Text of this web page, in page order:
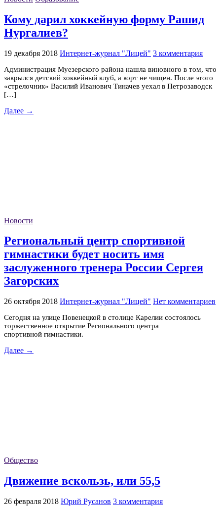
Кому дарил хоккейную форму Рашид
Нургалиев?
19 декабря 2018 Интернет-журнал "Лицей" 3 комментария
Администрация Муезерского района нашла виновного в том, что
закрылся детский хоккейный клуб, а корт не чищен. После этого
«стрелочник» Василий Иванович Тиначев уехал в Петрозаводск
[…]
Далее →
Новости
Региональный центр спортивной
гимнастики будет носить имя
заслуженного тренера России Сергея
Загорских
26 октября 2018 Интернет-журнал "Лицей" Нет комментариев
Сегодня на улице Повенецкой в столице Карелии состоялось
торжественное открытие Регионального центра
спортивной гимнастики.
Далее →
Общество
Движение вскользь, или 55,5
26 февраля 2018 Юрий Русанов 3 комментария